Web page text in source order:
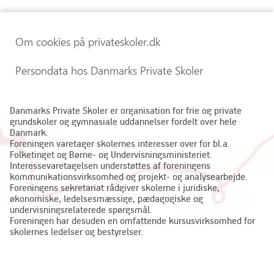
Om cookies på privateskoler.dk
Persondata hos Danmarks Private Skoler
Danmarks Private Skoler er organisation for frie og private
grundskoler og gymnasiale uddannelser fordelt over hele
Danmark.
Foreningen varetager skolernes interesser over for bl.a.
Folketinget og Børne- og Undervisningsministeriet.
Interessevaretagelsen understøttes af foreningens
kommunikationsvirksomhed og projekt- og analysearbejde.
Foreningens sekretariat rådgiver skolerne i juridiske,
økonomiske, ledelsesmæssige, pædagogiske og
undervisningsrelaterede spørgsmål.
Foreningen har desuden en omfattende kursusvirksomhed for
skolernes ledelser og bestyrelser.